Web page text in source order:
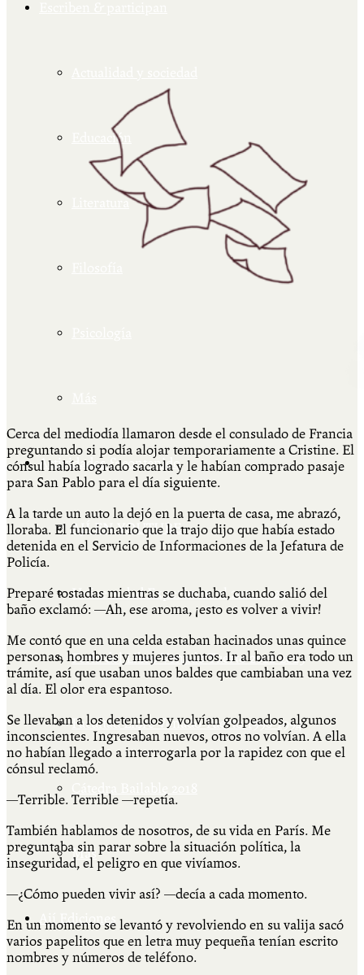
Educación
Literatura
Actividades & contenido
AJÍ EN YOUTUBE
Universidad Experimental 2022-2025
Feria del Libro Venado Tuerto 2022-2025
Facultad Libre Venado Tuerto 1990-1994
Más
Ají Ediciones
Cerca del mediodía llamaron desde el consulado de Francia
preguntando si podía alojar temporariamente a Cristine. El
cónsul había logrado sacarla y le habían comprado pasaje
para San Pablo para el día siguiente.
A la tarde un auto la dejó en la puerta de casa, me abrazó,
lloraba. El funcionario que la trajo dijo que había estado
detenida en el Servicio de Informaciones de la Jefatura de
Policía.
Preparé tostadas mientras se duchaba, cuando salió del
baño exclamó: —Ah, ese aroma, ¡esto es volver a vivir!
Me contó que en una celda estaban hacinados unas quince
personas, hombres y mujeres juntos. Ir al baño era todo un
trámite, así que usaban unos baldes que cambiaban una vez
al día. El olor era espantoso.
Se llevaban a los detenidos y volvían golpeados, algunos
inconscientes. Ingresaban nuevos, otros no volvían. A ella
no habían llegado a interrogarla por la rapidez con que el
cónsul reclamó.
—Terrible. Terrible —repetía.
También hablamos de nosotros, de su vida en París. Me
preguntaba sin parar sobre la situación política, la
inseguridad, el peligro en que vivíamos.
—¿Cómo pueden vivir así? —decía a cada momento.
En un momento se levantó y revolviendo en su valija sacó
varios papelitos que en letra muy pequeña tenían escrito
nombres y números de teléfono.